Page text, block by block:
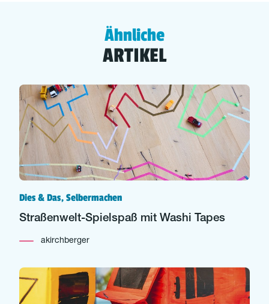
Ähnliche
ARTIKEL
Dies & Das, Selbermachen
Straßenwelt-Spielspaß mit Washi Tapes
akirchberger